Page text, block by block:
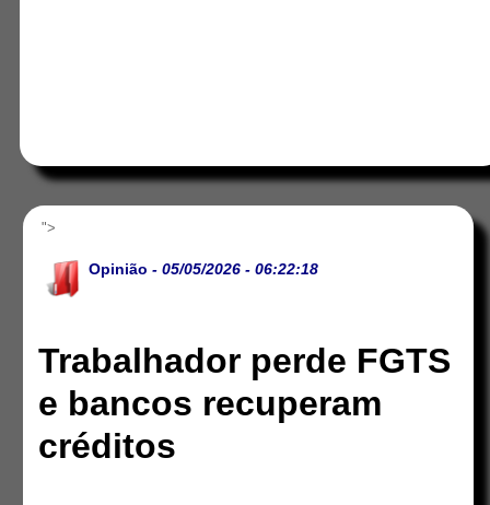
">
Opinião - 05/05/2026 - 06:22:18
Trabalhador perde FGTS
e bancos recuperam
créditos